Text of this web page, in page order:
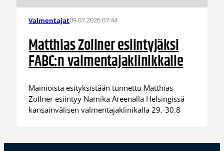
Valmentajat09.07.2026 07:44
Matthias Zollner esiintyjäksi
FABC:n valmentajaklinikkalle
Mainioista esityksistään tunnettu Matthias
Zollner esiintyy Namika Areenalla Helsingissä
kansainvälisen valmentajaklinikalla 29.-30.8